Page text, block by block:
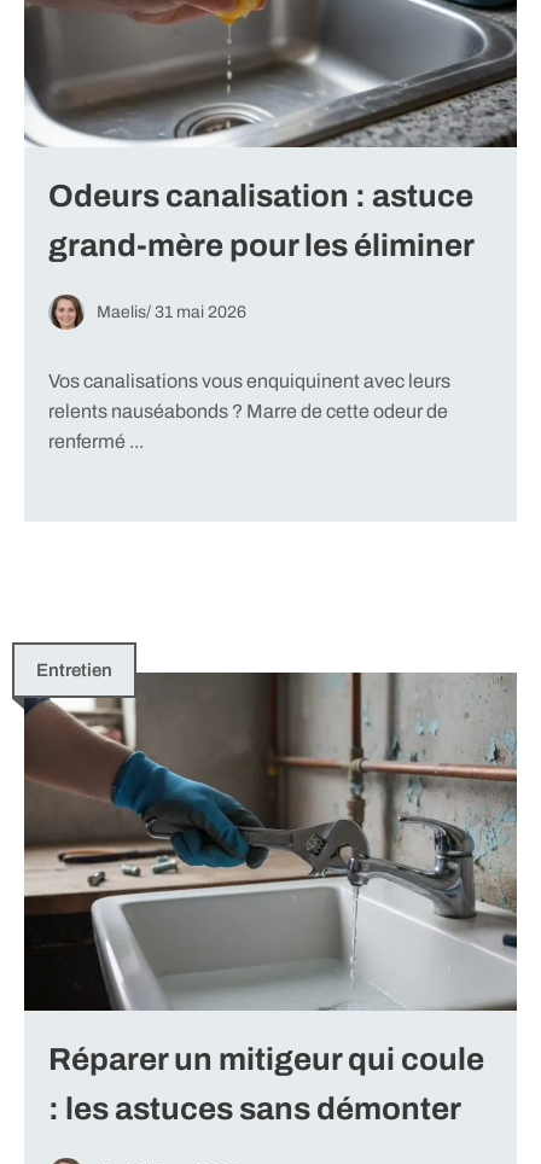
Odeurs canalisation : astuce
grand-mère pour les éliminer
Maelis/ 31 mai 2026
Vos canalisations vous enquiquinent avec leurs
relents nauséabonds ? Marre de cette odeur de
renfermé ...
Entretien
Réparer un mitigeur qui coule
: les astuces sans démonter